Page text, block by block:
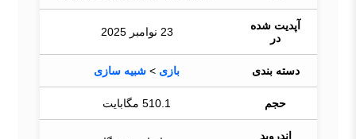
آپدیت شده
در
23 نوامبر 2025
دسته بندی بازی > شبیه سازی
حجم 510.1 مگابایت
اندروید